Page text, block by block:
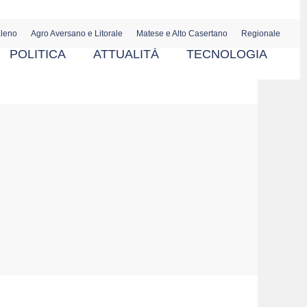
Agro Aversano e Litorale Matese e Alto Casertano Regionale
POLITICA ATTUALITÀ TECNOLOGIA